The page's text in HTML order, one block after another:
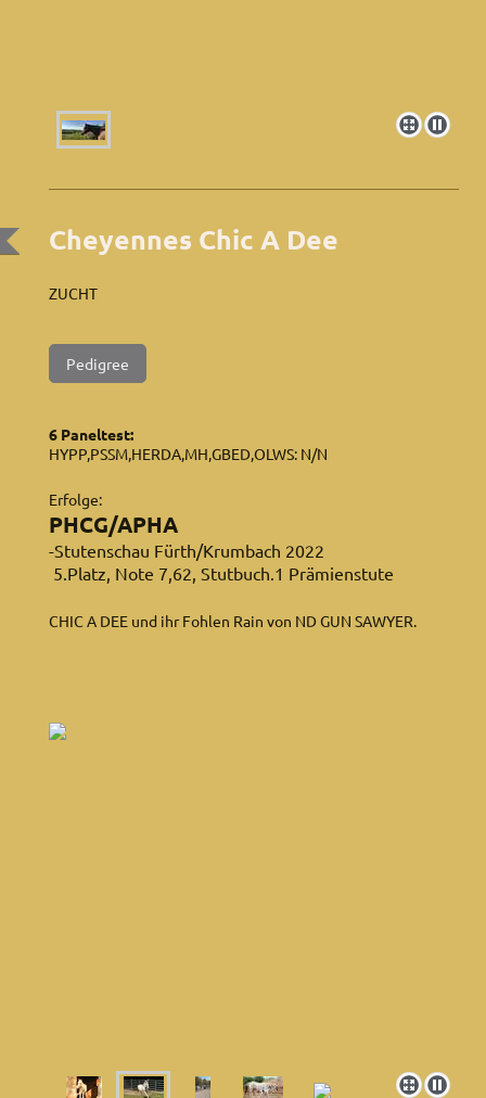
Cheyennes Chic A Dee
ZUCHT
Pedigree
6 Paneltest:
HYPP,PSSM,HERDA,MH,GBED,OLWS: N/N
Erfolge:
PHCG/APHA
-Stutenschau Fürth/Krumbach 2022
5.Platz, Note 7,62, Stutbuch.1 Prämienstute
CHIC A DEE und ihr Fohlen Rain von ND GUN SAWYER.